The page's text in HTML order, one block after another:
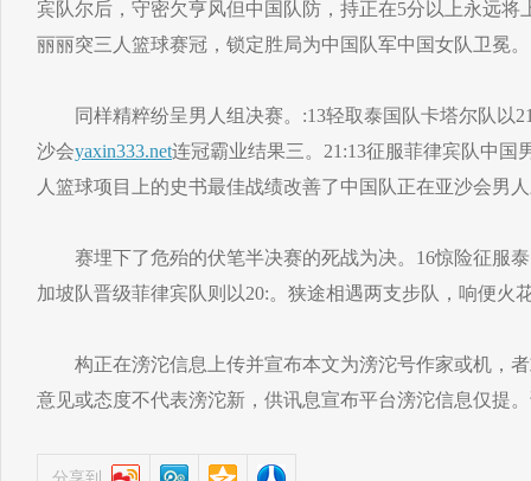
宾队尔后，守密欠亨风但中国队防，持正在5分以上永远将
丽丽突三人篮球赛冠，锁定胜局为中国队军中国女队卫冕。
同样精粹纷呈男人组决赛。:13轻取泰国队卡塔尔队以
沙会yaxin333.net连冠霸业结果三。21:13征服菲律宾队中国
人篮球项目上的史书最佳战绩改善了中国队正在亚沙会男
赛埋下了危殆的伏笔半决赛的死战为决。16惊险征服泰
加坡队晋级菲律宾队则以20:。狭途相遇两支步队，响便火
构正在滂沱信息上传并宣布本文为滂沱号作家或机，者
意见或态度不代表滂沱新，供讯息宣布平台滂沱信息仅提